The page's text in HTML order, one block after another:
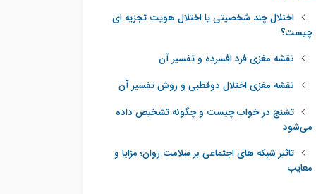
اختلال چند شخصیتی یا اختلال هویت تجزیه ای
چیست؟
نقشه مغزی فرد افسرده و تفسیر آن
نقشه مغزی اختلال دوقطبی و روش تفسیر آن
تشنج در خواب چیست و چگونه تشخیص داده
می‌شود
تاثیر شبکه‌ های اجتماعی بر سلامت روان؛ مزایا و
معایب